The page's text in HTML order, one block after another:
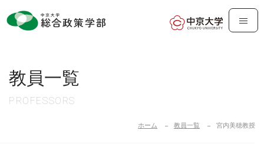
教員一覧
ホーム 教員一覧 宮内美穂教授